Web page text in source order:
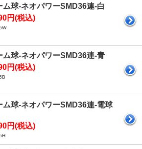
ム球-ネオパワーSMD36連-白
円(税込)
ム球-ネオパワーSMD36連-青
円(税込)
ム球-ネオパワーSMD36連-電球
円(税込)